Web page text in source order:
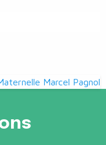
Marcel Pagnol